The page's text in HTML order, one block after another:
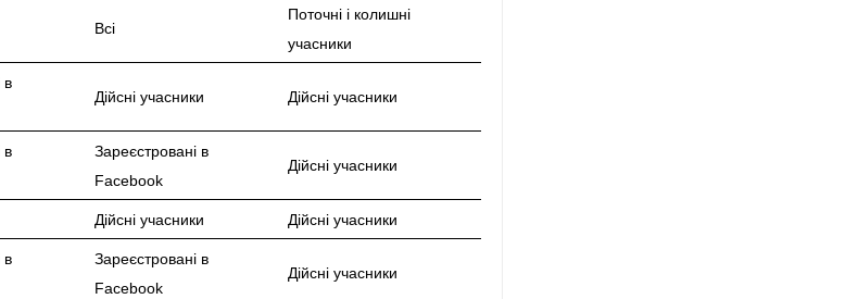
Всі
Поточні і колишні
учасники
в
Дійсні учасники Дійсні учасники
в
Зареєстровані в
Facebook
Дійсні учасники
Дійсні учасники Дійсні учасники
в
Зареєстровані в
Facebook
Дійсні учасники